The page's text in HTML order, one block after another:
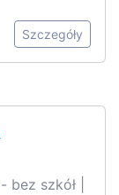
Szczegóły
szkół |